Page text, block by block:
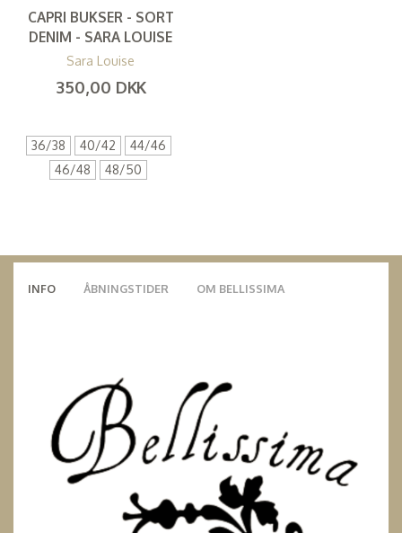
CAPRI BUKSER - SORT
DENIM - SARA LOUISE
Sara Louise
350,00 DKK
36/38 40/42
44/46
46/48
48/50
INFO ÅBNINGSTIDER OM BELLISSIMA